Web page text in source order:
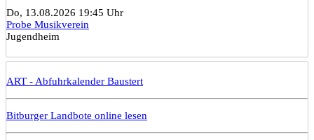
Do, 13.08.2026 19:45 Uhr
Probe Musikverein
Jugendheim
ART - Abfuhrkalender Baustert
Bitburger Landbote online lesen